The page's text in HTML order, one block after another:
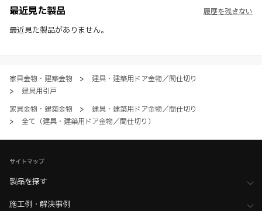
社製品の使用ご検討、又は販売促進目的の利用に限ります。
※ 本WEBサイト製品情報のご利用にあたっては、WEBサイト利用規
約、プライバシーポリシー、製品情報ガイドをご確認いただき、内容の
最近見た製品
最近見た製品がありません。
履歴を残さない
家具金物・建築金物 >
建具・建築用ドア金物／間仕切り
>
建具用引戸
家具金物・建築金物
>
建具・建築用ドア金物／間仕切り
>
全て（建具・建築用ドア金物／間仕切り）
サイトマップ
製品を探す
施工例・解決事例